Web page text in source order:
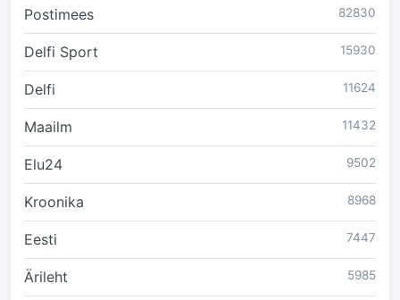
Postimees 82830
Delfi Sport 15930
Delfi 11624
Maailm 11432
Elu24 9502
Kroonika 8968
Eesti 7447
Ärileht 5985